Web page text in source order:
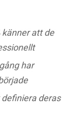
känner att de
har
deras